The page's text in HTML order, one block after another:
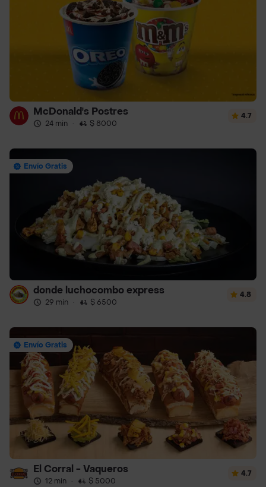
McDonald's Postres
24 min · $ 8000
4.7
Envío Gratis
donde luchocombo express
29 min · $ 6500
4.8
Envío Gratis
El Corral - Vaqueros
12 min · $ 5000
4.7